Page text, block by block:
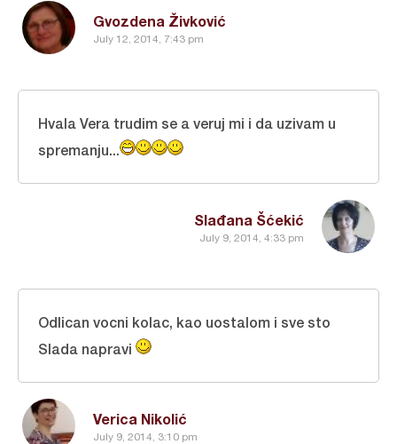
Gvozdena Živković
July 12, 2014, 7:43 pm
Slađana Šćekić
July 9, 2014, 4:33 pm
Hvala Vera trudim se a veruj mi i da uzivam u
spremanju...
Verica Nikolić
July 9, 2014, 3:10 pm
Odlican vocni kolac, kao uostalom i sve sto
Slada napravi